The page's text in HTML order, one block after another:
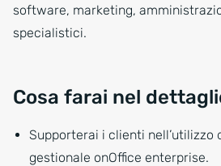
software, marketing,
specialistici.
Cosa farai nel
Supporterai i clienti nell’utilizzo
gestionale onOffice enterprise.